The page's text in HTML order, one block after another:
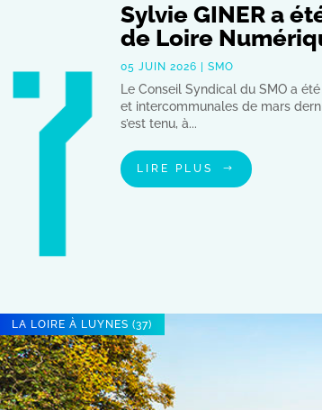
Sylvie GINER a
de Loire
05 JUIN 2026 |SMO
Le Conseil Syndical du SMO a
et intercommunales de mars
s’est tenu, à...
LIRE PLUS
LA LOIRE À LUYNES (37)